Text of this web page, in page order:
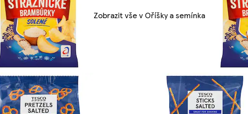
Zobrazit vše v Oříšky a semínka